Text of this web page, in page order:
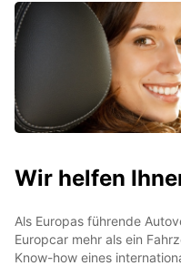
Wir helfen
Als Europas führende
Europcar mehr als ein
Know-how eines